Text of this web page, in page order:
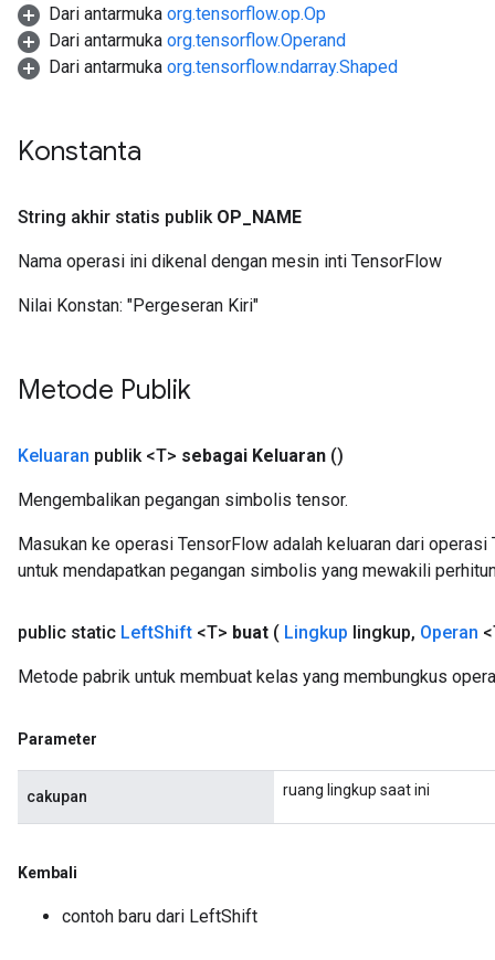
Dari antarmuka org.tensorflow.op.Op
Dari antarmuka org.tensorflow.Operand
Dari antarmuka org.tensorflow.ndarray.Shaped
Konstanta
String akhir statis publik OP NAME
Nama operasi ini dikenal dengan mesin inti TensorFlow
Nilai Konstan: "Pergeseran Kiri"
Metode Publik
Keluaran publik <T> sebagai Keluaran ()
Mengembalikan pegangan simbolis tensor.
Masukan ke operasi TensorFlow adalah keluaran dari
untuk mendapatkan pegangan simbolis yang mewakili
public static LeftShift <T> buat ( Lingkup lingkup, Operan
Metode pabrik untuk membuat kelas yang membungkus
Parameter
cakupan ruang lingkup saat ini
Kembali
contoh baru dari LeftShift